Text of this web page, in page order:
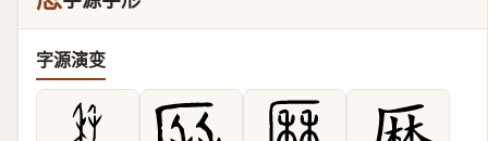
字源演变